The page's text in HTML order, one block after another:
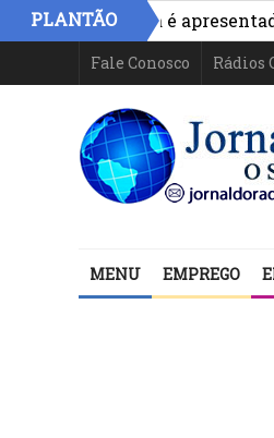
PLANTÃO
na Bahia é apresentado
Fale Conosco Rádios
MENU EMPREGO